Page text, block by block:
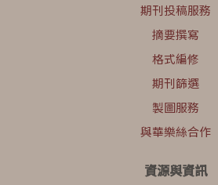
期刊投稿服務
摘要撰寫
格式編修
期刊篩選
製圖服務
與華樂絲合作
資源與資訊